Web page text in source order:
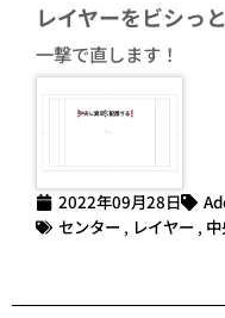
レイヤーをビシっ
一撃で直します！
2022年09月28日
センター , レイヤー ,